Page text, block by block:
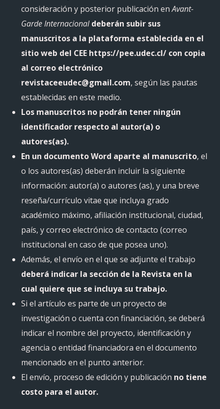
consideración y posterior publicación enAvant-
Garde Internacionaldeberán subir sus
manuscritos a la plataforma establecida en el
sitio web del CEE https://pee.udec.cl/ con copia
al correo electrónico
revistaceeudec@gmail.com, según las pautas
establecidas en este medio.
Los manuscritos no podrán tener ningún
identificador respecto al autor(a) o
autores(as).
En un documento Word aparte al manuscrito, el
o los autores(as) deberán incluir la siguiente
información: autor(a) o autores (as), y una breve
reseña/currículo vitae que incluya grado
académico máximo, afiliación institucional, ciudad,
país, y correo electrónico de contacto (correo
institucional en caso de que posea uno).
Además, el envío en el que se adjunte el trabajo
deberá indicar la sección de la Revista en la
cual quiere que se incluya su trabajo.
Si el artículo es parte de un proyecto de
investigación o cuenta con financiación, se deberá
indicar el nombre del proyecto, identificación y
agencia o entidad financiadora en el documento
mencionado en el punto anterior.
El envío, proceso de edición y publicación no tiene
costo para el autor.